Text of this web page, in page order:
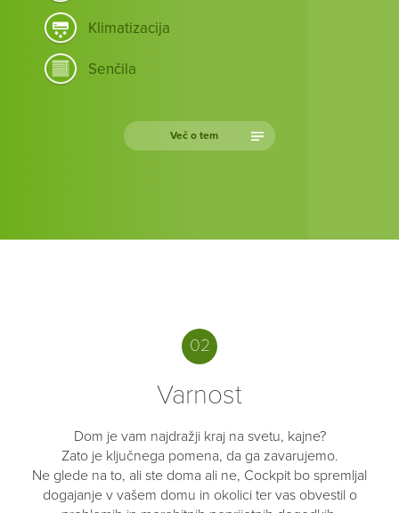
Klimatizacija
Senčila
Več o tem
02
Varnost
Dom je vam najdražji kraj na svetu, kajne?
Zato je ključnega pomena, da ga zavarujemo.
Ne glede na to, ali ste doma ali ne, Cockpit bo spremljal
dogajanje v vašem domu in okolici ter vas obvestil o